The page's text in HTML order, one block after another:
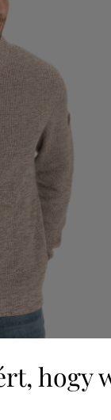
hogy